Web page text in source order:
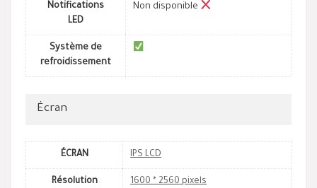
Notifications
LED
Non disponible
Système de
refroidissement
Écran
ÉCRAN IPS LCD
Résolution 1600 * 2560 pixels